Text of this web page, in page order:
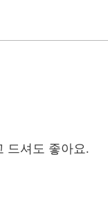
드셔도 좋아요.